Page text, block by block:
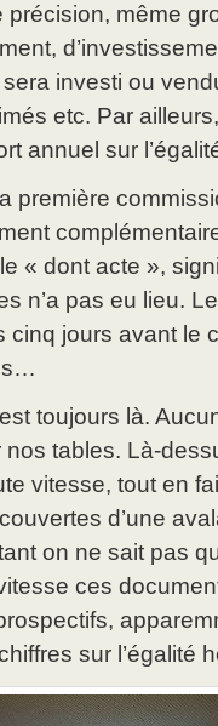
même
investi ou
etc. Par
annuel sur
première
complémentaire
« dont acte »,
n’a pas eu lieu.
cinq jours avant le
toujours là.
tables. Là-
vitesse, tout en
d’une
on ne sait pas
ces
sur l’égalité